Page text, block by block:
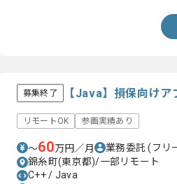
募集終了 【Java】損保向け
リモートOK 参画実績あり
〜60万円／月 業務委託(フリ
錦糸町(東京都)/一部リモート
C++ / Java